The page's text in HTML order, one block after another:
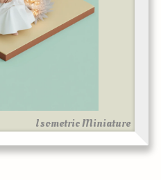
Isometric Miniature